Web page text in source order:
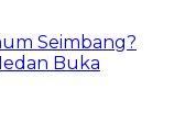
Seimbang?
Buka